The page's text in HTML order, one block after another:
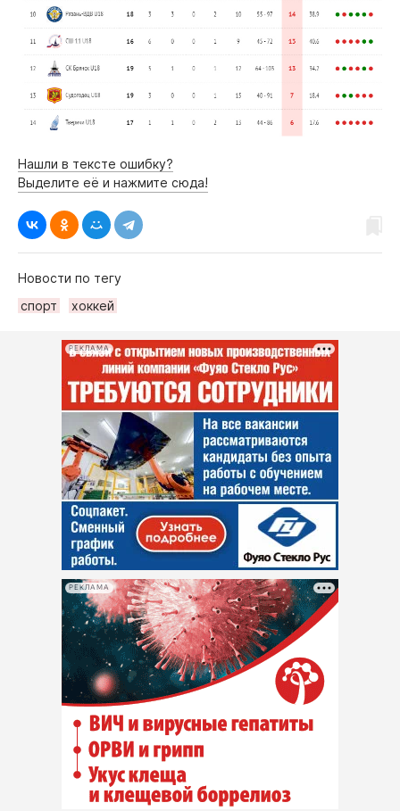
Нашли в тексте ошибку?
Выделите её и нажмите сюда!
Новости по тегу
спорт
хоккей
РЕКЛАМА
РЕКЛАМА